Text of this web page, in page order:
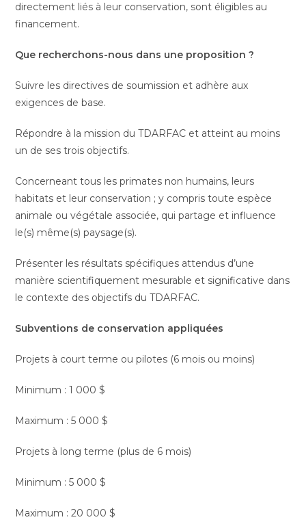
directement liés à leur conservation, sont éligibles au
financement.
Que recherchons-nous dans une proposition ?
Suivre les directives de soumission et adhère aux
exigences de base.
Répondre à la mission du TDARFAC et atteint au moins
un de ses trois objectifs.
Concerneant tous les primates non humains, leurs
habitats et leur conservation ; y compris toute espèce
animale ou végétale associée, qui partage et influence
le(s) même(s) paysage(s).
Présenter les résultats spécifiques attendus d’une
manière scientifiquement mesurable et significative dans
le contexte des objectifs du TDARFAC.
Subventions de conservation appliquées
Projets à court terme ou pilotes (6 mois ou moins)
Minimum : 1 000 $
Maximum : 5 000 $
Projets à long terme (plus de 6 mois)
Minimum : 5 000 $
Maximum : 20 000 $